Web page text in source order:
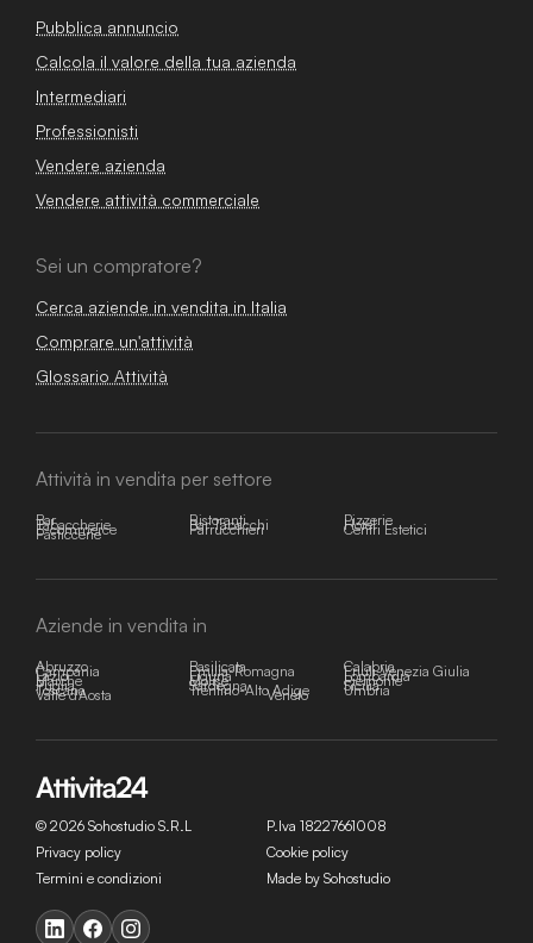
Pubblica annuncio
Calcola il valore della tua azienda
Intermediari
Professionisti
Vendere azienda
Vendere attività commerciale
Sei un compratore?
Cerca aziende in vendita in Italia
Comprare un'attività
Glossario Attività
Attività in vendita per settore
Bar Ristoranti Pizzerie
Tabaccherie Bar Tabacchi Hotel
E-commerce Parrucchieri Centri Estetici
Pasticcerie
Aziende in vendita in
Abruzzo Basilicata Calabria
Campania Emilia-Romagna Friuli-Venezia Giulia
Lazio Liguria Lombardia
Marche Molise Piemonte
Puglia Sardegna Sicilia
Toscana Trentino-Alto Adige Umbria
Valle d'Aosta Veneto
© 2026 Sohostudio S.R.L
P.Iva 18227661008
Privacy policy
Cookie policy
Termini e condizioni
Made by Sohostudio